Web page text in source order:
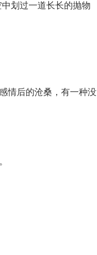
划过一道长长的抛物
情后的沧桑，有一种没